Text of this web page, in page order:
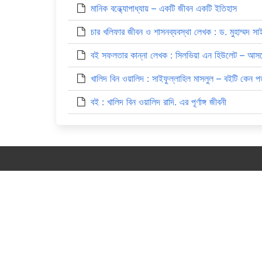
মানিক বন্ধ্যোপাধ্যায় – একটি জীবন একটি ইতিহাস
চার খলিফার জীবন ও শাসনব্যবস্থা লেখক : ড. মুহাম্মদ
বই সফলতার কান্না লেখক : সিলভিয়া এন হিউলেট –
খালিদ বিন ওয়ালিদ : সাইফুল্লাহিল মাসলুল – বইটি কেন
বই : খালিদ বিন ওয়ালিদ রাদি. এর পূর্ণাঙ্গ জীবনী